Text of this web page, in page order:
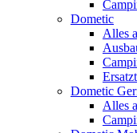
Dometic
Alles
Dometic
Alles